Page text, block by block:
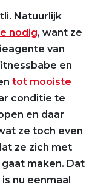
Natuurlijk
nodig, want ze
van
en
tot mooiste
conditie te
en daar
ze toch even
ze zich met
maken. Dat
nu eenmaal